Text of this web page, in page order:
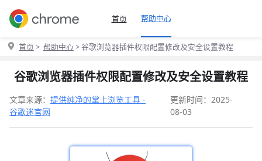
首页 帮助中心
首页 > 帮助中心> 谷歌浏览器插件权限配置修改及安全设置教程
谷歌浏览器插件权限配置修改及安全设置教程
文章来源： 提供纯净的掌上浏览工具 -
谷歌迷官网
更新时间：2025-
08-03